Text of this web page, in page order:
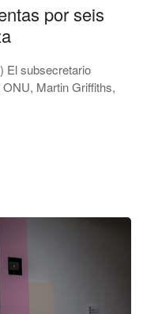
por seis
El subsecretario
Martin Griffiths,